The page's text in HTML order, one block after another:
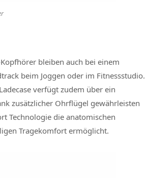
bleiben auch bei einem
beim Joggen oder im Fitnessstudio.
verfügt zudem über ein
zusätzlicher Ohrflügel gewährleisten
Technologie die anatomischen
Tragekomfort ermöglicht.